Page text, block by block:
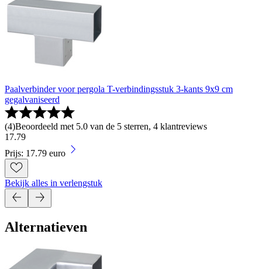
Paalverbinder voor pergola T-verbindingsstuk 3-kants 9x9 cm
gegalvaniseerd
(4)Beoordeeld met 5.0 van de 5 sterren, 4 klantreviews
17.79
Prijs: 17.79 euro
Bekijk alles in verlengstuk
Alternatieven